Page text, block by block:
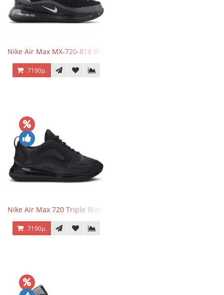
Nike Air Max MX-720-818 Black
7190р.
Nike Air Max 720 Triple Black
7190р.